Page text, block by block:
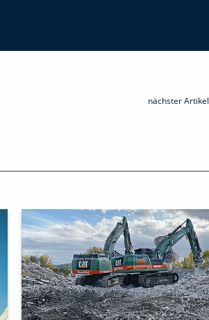
nächster Artikel